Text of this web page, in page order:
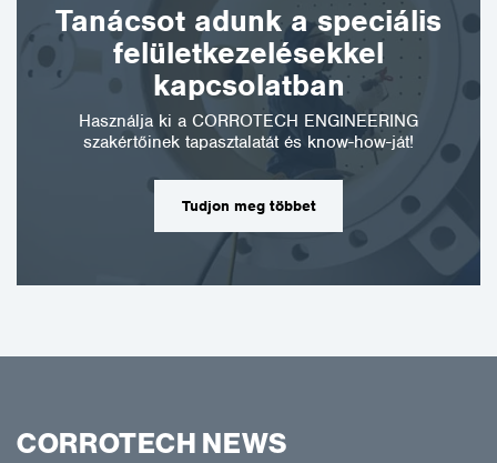
Tanácsot adunk a speciális
felületkezelésekkel
kapcsolatban
Használja ki a CORROTECH ENGINEERING
szakértőinek tapasztalatát és know-how-ját!
Tudjon meg többet
CORROTECH NEWS